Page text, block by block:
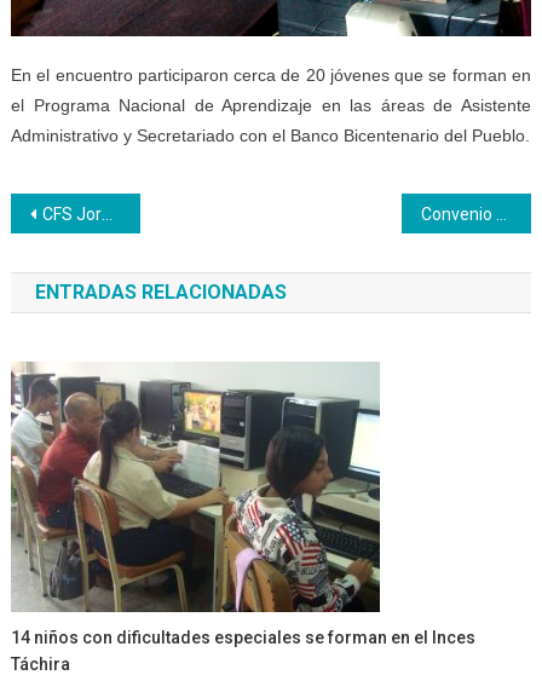
En el encuentro participaron cerca de 20 jóvenes que se forman en
el Programa Nacional de Aprendizaje en las áreas de Asistente
Administrativo y Secretariado con el Banco Bicentenario del Pueblo.
Navegación
de
entradas
CFS Jorge Rodríguez cerró curso de panadería y pastelería con exhibición y degustación
ENTRADAS RELACIONADAS
14 niños con dificultades especiales se forman en el Inces
Táchira